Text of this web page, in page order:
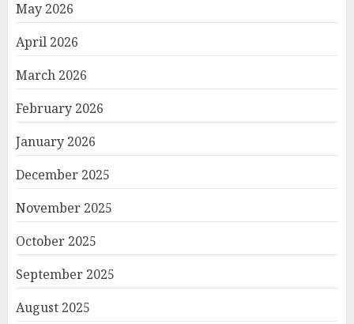
May 2026
April 2026
March 2026
February 2026
January 2026
December 2025
November 2025
October 2025
September 2025
August 2025